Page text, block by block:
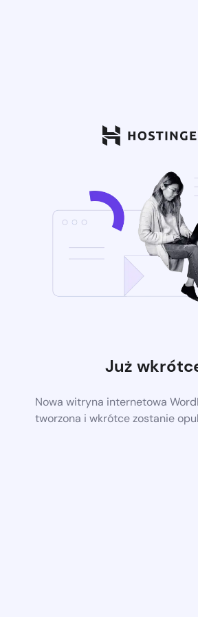
Już
Nowa witryna internetowa
tworzona i wkrótce zostanie